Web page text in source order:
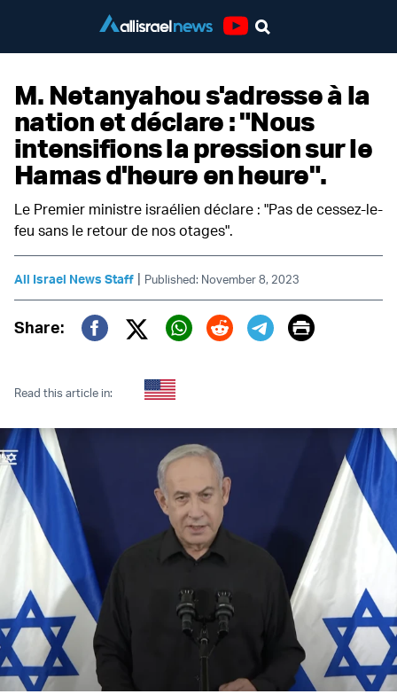
M. Netanyahou s'adresse à la
nation et déclare : "Nous
intensifions la pression sur le
Hamas d'heure en heure".
Le Premier ministre israélien déclare : "Pas de cessez-le-
feu sans le retour de nos otages".
All Israel News Staff | Published: November 8, 2023
Share:
Twitter (X)
Print
Read this article in: